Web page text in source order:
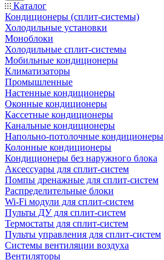
Каталог
Кондиционеры (сплит-системы)
Холодильные установки
Моноблоки
Холодильные сплит-системы
Мобильные кондиционеры
Климатизаторы
Промышленные
Настенные кондиционеры
Оконные кондиционеры
Кассетные кондиционеры
Канальные кондиционеры
Напольно-потолочные кондиционеры
Колонные кондиционеры
Кондиционеры без наружного блока
Аксессуары для сплит-систем
Помпы дренажные для сплит-систем
Распределительные блоки
Wi-Fi модули для сплит-систем
Пульты ДУ для сплит-систем
Термостаты для сплит-систем
Пульты управления для сплит-систем
Системы вентиляции воздуха
Вентиляторы